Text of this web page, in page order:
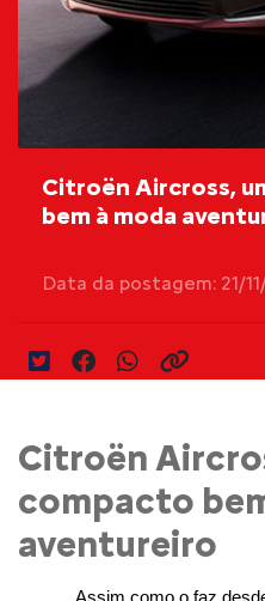
Citroën Aircross,
bem à moda
Data da postagem: 21/
Citroën
compacto
aventureiro